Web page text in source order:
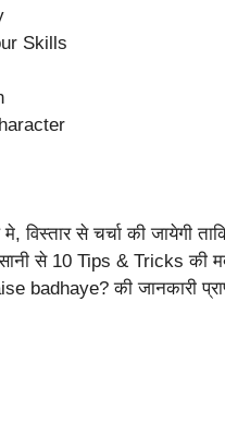
Skills
विस्तार से चर्चा की जायेगी
से 10 Tips & Tricks की
badhaye? की जानकारी